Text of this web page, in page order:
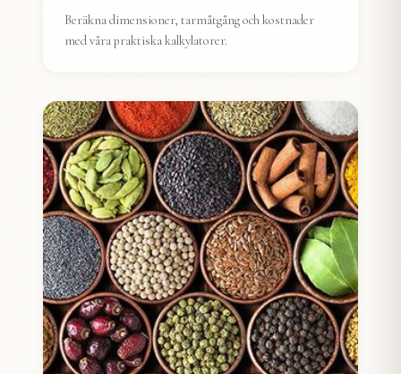
Beräkna dimensioner, tarmåtgång och kostnader
med våra praktiska kalkylatorer.